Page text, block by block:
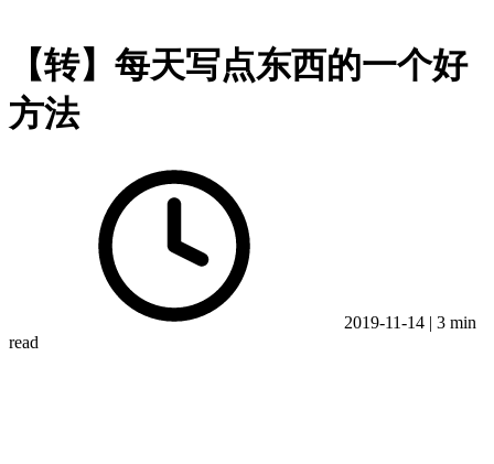
【转】每天写点东西的一个好
方法
2019-11-14 | 3 min
read